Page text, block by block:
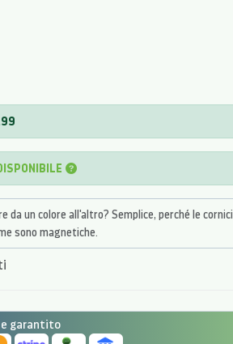
da un colore all'altro? Semplice, perché le cornici
sono magnetiche.
e garantito